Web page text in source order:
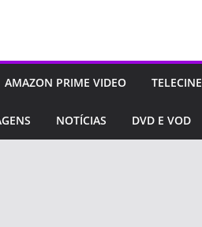
AMAZON PRIME VIDEO TELECINE
NOTÍCIAS DVD E VOD